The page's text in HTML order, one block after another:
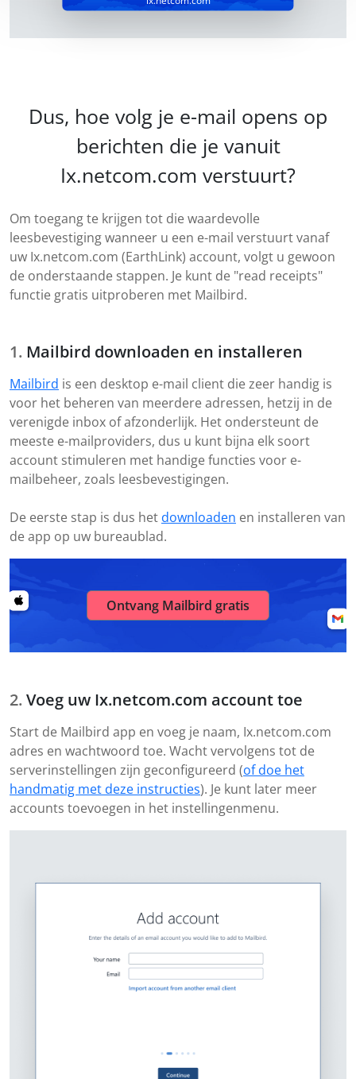
Dus, hoe volg je e-mail opens op
berichten die je vanuit
Ix.netcom.com verstuurt?
Om toegang te krijgen tot die waardevolle
leesbevestiging wanneer u een e-mail verstuurt vanaf
uw Ix.netcom.com (EarthLink) account, volgt u gewoon
de onderstaande stappen. Je kunt de "read receipts"
functie gratis uitproberen met Mailbird.
Mailbird downloaden en installeren
Mailbird is een desktop e-mail client die zeer handig is
voor het beheren van meerdere adressen, hetzij in de
verenigde inbox of afzonderlijk. Het ondersteunt de
meeste e-mailproviders, dus u kunt bijna elk soort
account stimuleren met handige functies voor e-
mailbeheer, zoals leesbevestigingen.
De eerste stap is dus het downloaden en installeren van
de app op uw bureaublad.
Ontvang Mailbird gratis
Voeg uw Ix.netcom.com account toe
Start de Mailbird app en voeg je naam, Ix.netcom.com
adres en wachtwoord toe. Wacht vervolgens tot de
serverinstellingen zijn geconfigureerd (of doe het
handmatig met deze instructies). Je kunt later meer
accounts toevoegen in het instellingenmenu.